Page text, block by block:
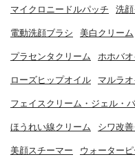
マイクロニードルパッチ 洗
電動洗顔ブラシ 美白クリーム
プラセンタクリーム ホホバ
ローズヒップオイル マルラ
フェイスクリーム・ジェル・
ほうれい線クリーム シワ改
美顔スチーマー ウォーター